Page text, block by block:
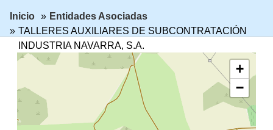
ir a página:
Inicio ir a página:
Entidades Asociadas
TALLERES AUXILIARES DE SUBCONTRATACIÓN
INDUSTRIA NAVARRA, S.A.
(TASUBINSA)TASUBINSA
+
−